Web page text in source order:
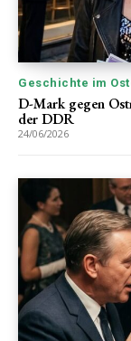
Geschichte im
D-Mark gegen
der DDR
24/06/2026